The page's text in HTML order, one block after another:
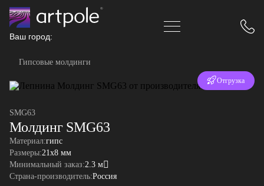
Ваш город:
Гипсовые молдинги
Отгрузка
SMG63
Молдинг SMG63
Материал:гипс
Размеры:21x8 мм
Минимальный заказ:2.3 м
Страна-производитель:Россия